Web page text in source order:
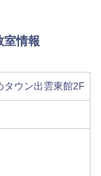
室情報
タウン出雲東館2F